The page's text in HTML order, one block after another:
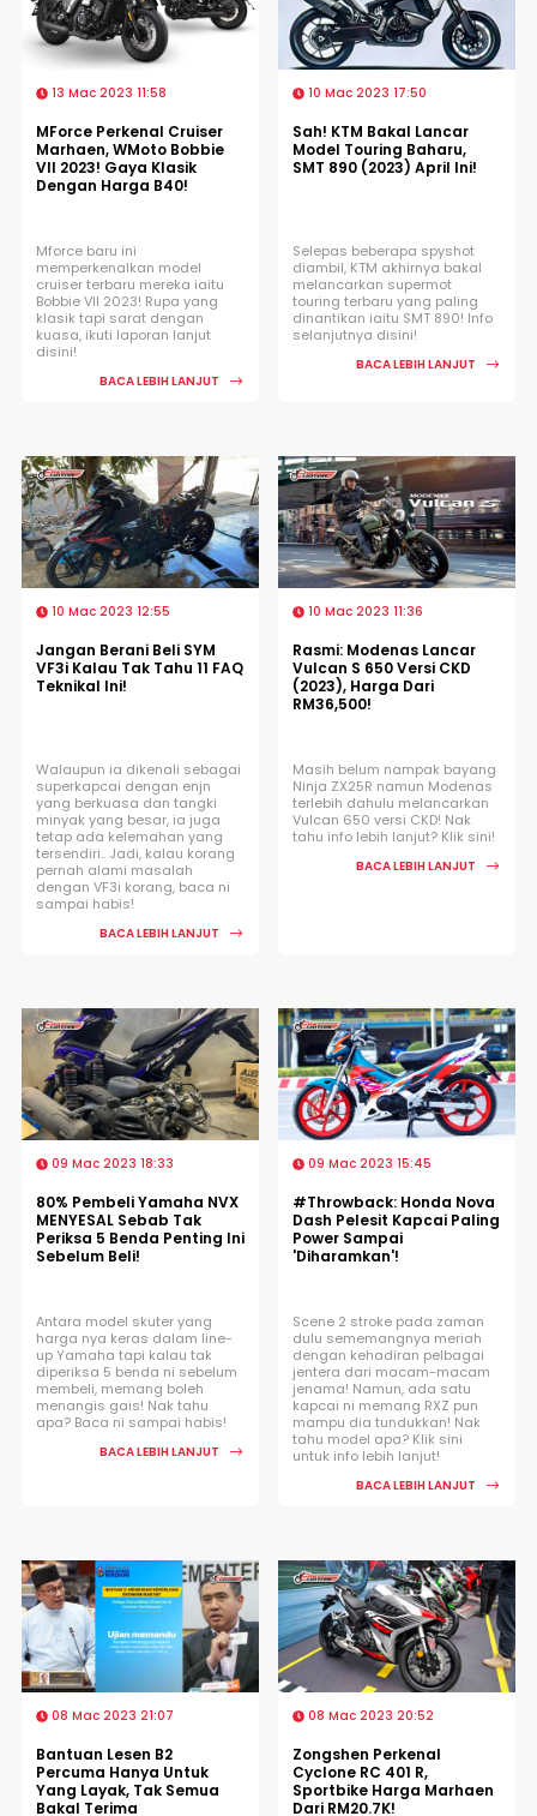
13 Mac 2023 11:58
MForce Perkenal Cruiser
Marhaen, WMoto Bobbie
VII 2023! Gaya Klasik
Dengan Harga B40!
Mforce baru ini
memperkenalkan model
cruiser terbaru mereka iaitu
Bobbie VII 2023! Rupa yang
klasik tapi sarat dengan
kuasa, ikuti laporan lanjut
disini!
BACA LEBIH LANJUT
10 Mac 2023 17:50
Sah! KTM Bakal Lancar
Model Touring Baharu,
SMT 890 (2023) April Ini!
Selepas beberapa spyshot
diambil, KTM akhirnya bakal
melancarkan supermot
touring terbaru yang paling
dinantikan iaitu SMT 890! Info
selanjutnya disini!
BACA LEBIH LANJUT
10 Mac 2023 12:55
Jangan Berani Beli SYM
VF3i Kalau Tak Tahu 11 FAQ
Teknikal Ini!
Walaupun ia dikenali sebagai
superkapcai dengan enjn
yang berkuasa dan tangki
minyak yang besar, ia juga
tetap ada kelemahan yang
tersendiri.. Jadi, kalau korang
pernah alami masalah
dengan VF3i korang, baca ni
sampai habis!
BACA LEBIH LANJUT
10 Mac 2023 11:36
Rasmi: Modenas Lancar
Vulcan S 650 Versi CKD
(2023), Harga Dari
RM36,500!
Masih belum nampak bayang
Ninja ZX25R namun Modenas
terlebih dahulu melancarkan
Vulcan 650 versi CKD! Nak
tahu info lebih lanjut? Klik sini!
BACA LEBIH LANJUT
09 Mac 2023 18:33
80% Pembeli Yamaha NVX
MENYESAL Sebab Tak
Periksa 5 Benda Penting Ini
Sebelum Beli!
Antara model skuter yang
harga nya keras dalam line-
up Yamaha tapi kalau tak
diperiksa 5 benda ni sebelum
membeli, memang boleh
menangis gais! Nak tahu
apa? Baca ni sampai habis!
BACA LEBIH LANJUT
09 Mac 2023 15:45
#Throwback: Honda Nova
Dash Pelesit Kapcai Paling
Power Sampai
'Diharamkan'!
Scene 2 stroke pada zaman
dulu sememangnya meriah
dengan kehadiran pelbagai
jentera dari macam-macam
jenama! Namun, ada satu
kapcai ni memang RXZ pun
mampu dia tundukkan! Nak
tahu model apa? Klik sini
untuk info lebih lanjut!
BACA LEBIH LANJUT
08 Mac 2023 21:07
Bantuan Lesen B2
Percuma Hanya Untuk
Yang Layak, Tak Semua
Bakal Terima
08 Mac 2023 20:52
Zongshen Perkenal
Cyclone RC 401 R,
Sportbike Harga Marhaen
Dari RM20.7K!